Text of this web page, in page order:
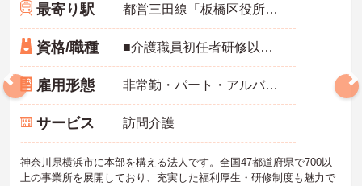
最寄り駅 都営三田線「板橋区役所前駅」徒歩3分
資格/職種 ■介護職員初任者研修以上(旧ヘルパー2級) ※経験不問
雇用形態 非常勤・パート・アルバイト
サービス 訪問介護
神奈川県横浜市に本部を構える法人です。全国47都道府県で700以
上の事業所を展開しており、充実した福利厚生・研修制度も魅力で